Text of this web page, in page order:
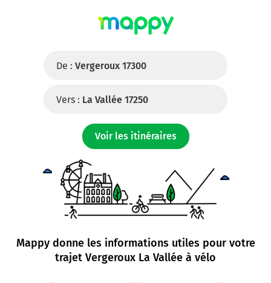
De : Vergeroux 17300
Vers : La Vallée 17250
Voir les itinéraires
Mappy donne les informations utiles pour votre
trajet Vergeroux La Vallée à vélo